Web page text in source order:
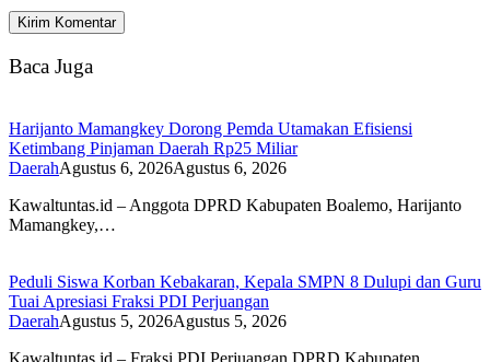
Baca Juga
Harijanto Mamangkey Dorong Pemda Utamakan Efisiensi
Ketimbang Pinjaman Daerah Rp25 Miliar
DaerahAgustus 6, 2026Agustus 6, 2026
Kawaltuntas.id – Anggota DPRD Kabupaten Boalemo, Harijanto
Mamangkey,…
Peduli Siswa Korban Kebakaran, Kepala SMPN 8 Dulupi dan Guru
Tuai Apresiasi Fraksi PDI Perjuangan
DaerahAgustus 5, 2026Agustus 5, 2026
Kawaltuntas.id – Fraksi PDI Perjuangan DPRD Kabupaten